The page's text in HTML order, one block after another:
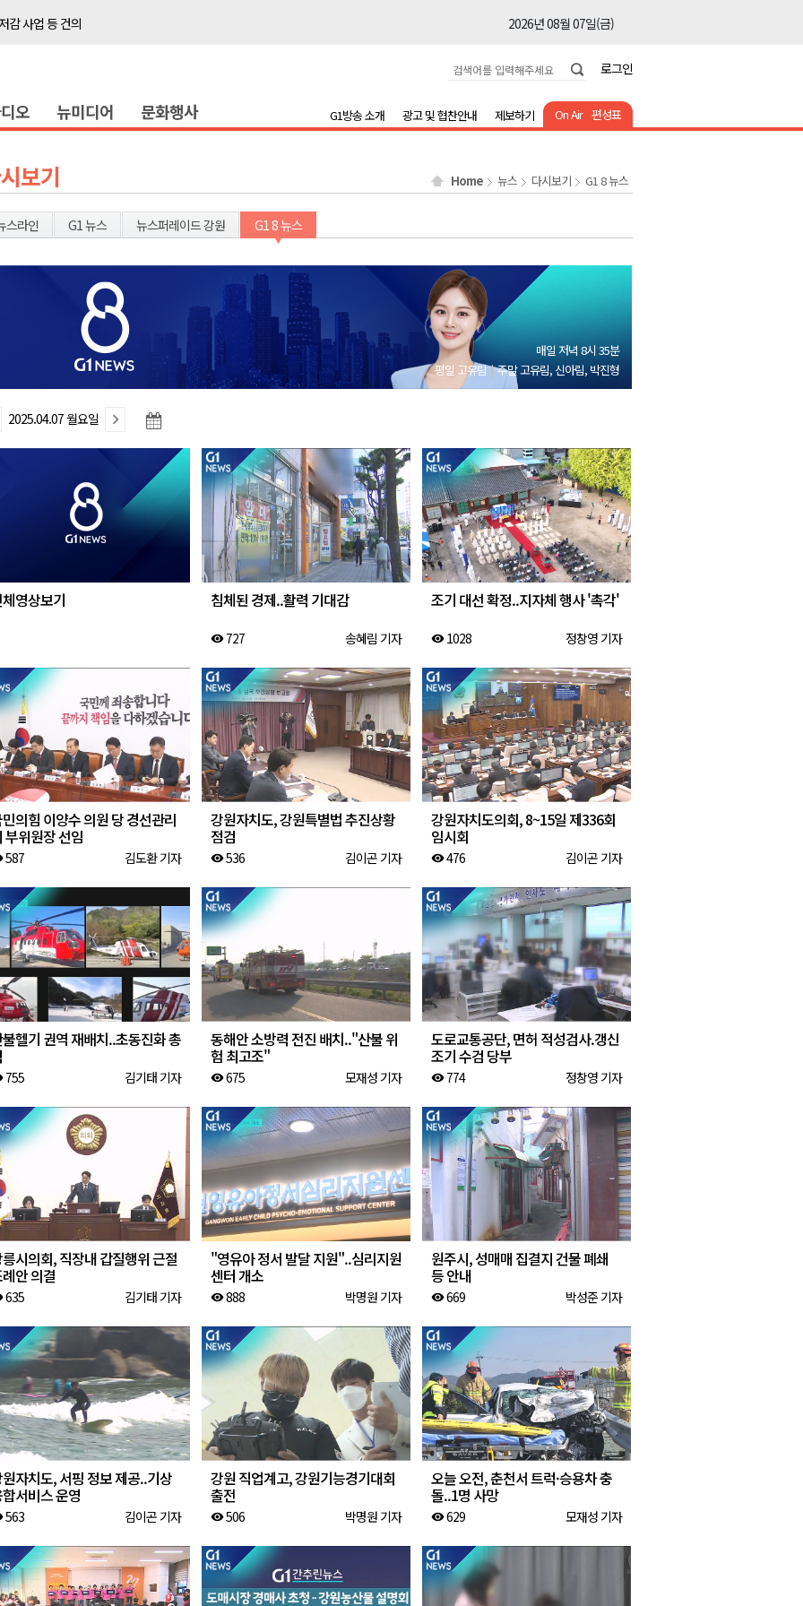
감 사업 등 건의
2026년 08월 07일(금)
2026년 08월 07일(금)
지원 접수
2026년 08월 07일(금)
느리 축제
38도’
2026년 08월 07일(금)
2026년 08월 07일(금)
감 사업 등 건의
2026년 08월 07일(금)
가포르 복합리조트
2026년 08월 07일(금)
리조트로 진화 중"
2026년 08월 07일(금)
원 수강생 모집
느리 축제
2026년 08월 07일(금)
도’
2026년 08월 07일(금)
2026년 08월 07일(금)
로그인
오 뉴미디어 문화행사 On Air 편성표
G1방송 소개 광고 및 협찬안내 제보하기
보기 Home 뉴스 다시보기 G1 8 뉴스
스라인 G1 뉴스 뉴스퍼레이드 강원 G1 8 뉴스
매일 저녁 8시 35분
평일 고유림
주말 고유림, 신아림, 박진형
2025.04.07 월요일
영상보기 침체된 경제..활력 기대감
visibility 727 송혜림 기자
조기 대선 확정..지자체 행사 '촉각'
visibility 1028 정창영 기자
의힘 이양수 의원 당 경선관리
부위원장 선임
587 김도환 기자
강원자치도, 강원특별법 추진상황
점검
visibility536 김이곤 기자
강원자치도의회, 8~15일 제336회
임시회
visibility476 김이곤 기자
헬기 권역 재배치..초동진화 총
755 김기태 기자
동해안 소방력 전진 배치.."산불 위
험 최고조"
visibility675 모재성 기자
도로교통공단, 면허 적성검사.갱신
조기 수검 당부
visibility 774 정창영 기자
시의회, 직장내 갑질행위 근절
안 의결
635 김기태 기자
"영유아 정서 발달 지원"..심리지원
센터 개소
visibility888 박명원 기자
원주시, 성매매 집결지 건물 폐쇄
등 안내
visibility669 박성준 기자
자치도, 서핑 정보 제공..기상
서비스 운영
563 김이곤 기자
강원 직업계고, 강원기능경기대회
출전
visibility506 박명원 기자
오늘 오전, 춘천서 트럭·승용차 충
돌..1명 사망
visibility629 모재성 기자